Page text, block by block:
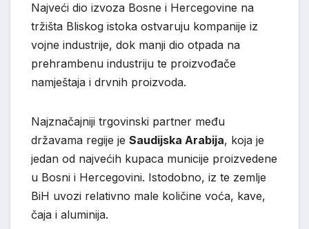
Najveći dio izvoza Bosne i Hercegovine na
tržišta Bliskog istoka ostvaruju kompanije iz
vojne industrije, dok manji dio otpada na
prehrambenu industriju te proizvođače
namještaja i drvnih proizvoda.
Najznačajniji trgovinski partner među
državama regije je Saudijska Arabija, koja je
jedan od najvećih kupaca municije proizvedene
u Bosni i Hercegovini. Istodobno, iz te zemlje
BiH uvozi relativno male količine voća, kave,
čaja i aluminija.